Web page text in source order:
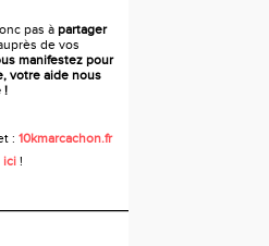
pas à partager
de vos
manifestez pour
votre aide nous
!
: 10kmarcachon.fr
ici !